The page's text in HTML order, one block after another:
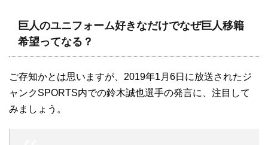
巨人のユニフォーム好きなだけでなぜ巨人移籍
希望ってなる？
ご存知かとは思いますが、2019年1月6日に放送されたジ
ャンクSPORTS内での鈴木誠也選手の発言に、注目して
みましょう。